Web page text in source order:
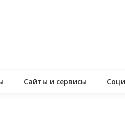
Сайты и сервисы